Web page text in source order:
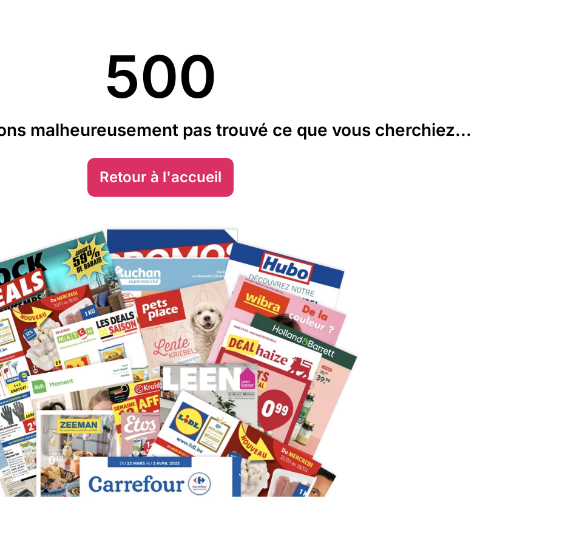
500
malheureusement pas trouvé ce que vous cherchiez...
Retour à l'accueil